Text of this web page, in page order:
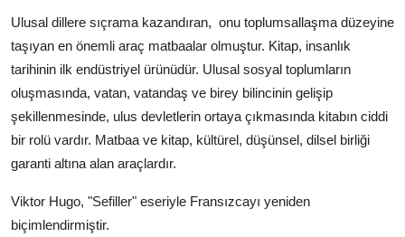
Ulusal dillere sıçrama kazandıran, onu toplumsallaşma düzeyine
taşıyan en önemli araç matbaalar olmuştur. Kitap, insanlık
tarihinin ilk endüstriyel ürünüdür. Ulusal sosyal toplumların
oluşmasında, vatan, vatandaş ve birey bilincinin gelişip
şekillenmesinde, ulus devletlerin ortaya çıkmasında kitabın ciddi
bir rolü vardır. Matbaa ve kitap, kültürel, düşünsel, dilsel birliği
garanti altına alan araçlardır.
Viktor Hugo, "Sefiller" eseriyle Fransızcayı yeniden
biçimlendirmiştir.